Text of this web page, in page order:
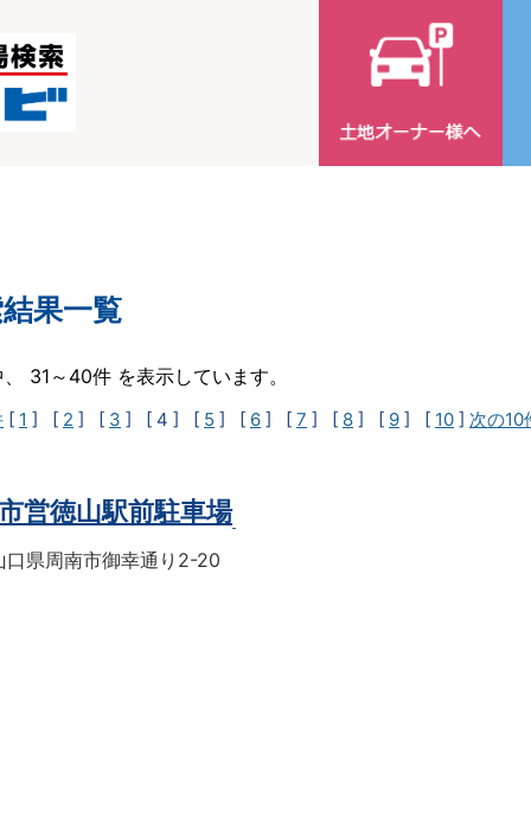
果一覧
31～40件 を表示しています。
[ 1 ] [ 2 ] [ 3 ] [ 4 ] [ 5 ] [ 6 ] [ 7 ] [ 8 ] [ 9 ] [ 10 ] 次の10
営徳山駅前駐車場
口県周南市御幸通り2-20